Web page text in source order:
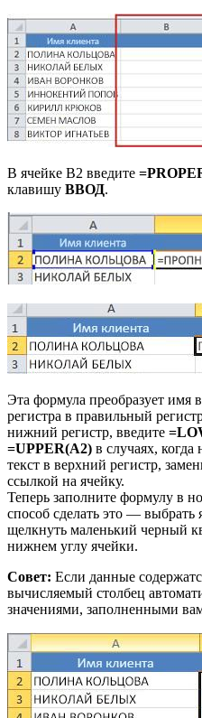
В ячейке B2 введите
клавишу ВВОД.
Эта формула преобразует имя
регистра в правильный
нижний регистр, введите
=UPPER(A2) в случаях, когда
текст в верхний регистр,
ссылкой на ячейку.
Теперь заполните формулу в
способ сделать это — выбрать
щелкнуть маленький черный
нижнем углу ячейки.
Совет: Если данные
вычисляемый столбец
значениями, заполненными